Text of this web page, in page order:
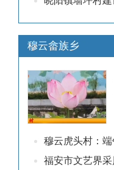
穆云畲族乡